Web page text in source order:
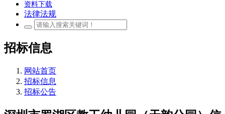
资料下载
法律法规
招标信息
网站首页
招标信息
招标公告